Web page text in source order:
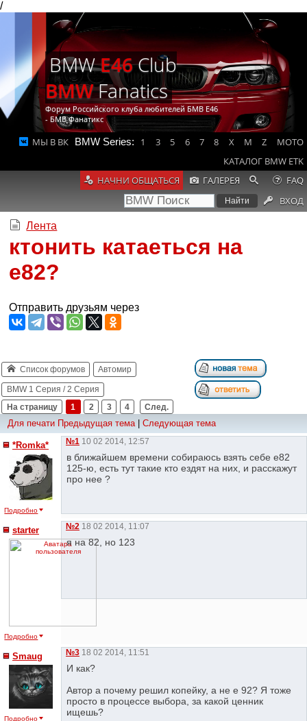
/
BMWE46Club
BMWFanatics
Форум Российского клуба любителей БМВ Е46
- БМВ Фанатикс
МЫ В ВК BMW Series: 1 3 5 6 7 8 X M Z
MOTO
КАТАЛОГ BMW ETK
НАЧНИ ОБЩАТЬСЯ
ГАЛЕРЕЯ
FAQ
ВХОД
Лента
ктонить катаеться на
е82?
Отправить друзьям через
Список форумов Автомир
BMW 1 Серия / 2 Серия
На страницу
1 2 3 4 След.
Для печати Предыдущая тема| Следующая тема
*Romka*
Подробно
№1 10 02 2014, 12:57
в ближайшем времени собираюсь взять себе е82
125-ю, есть тут такие кто ездят на них, и расскажут
про нее ?
starter
Подробно
№2 18 02 2014, 11:07
я на 82, но 123
Smaug
Подробно
№3 18 02 2014, 11:51
И как?
Автор а почему решил копейку, а не е 92? Я тоже
просто в процессе выбора, за какой ценник
ищешь?